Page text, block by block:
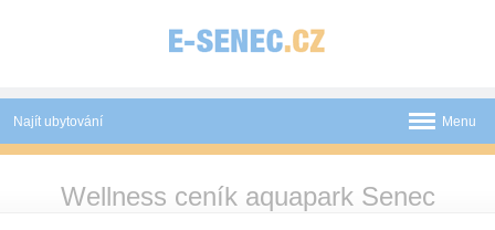
Najít ubytování Menu
Wellness ceník aquapark Senec